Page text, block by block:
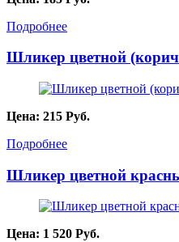
Подробнее
Шликер цветной
Цена: 215 Руб.
Подробнее
Шликер цветной
Цена: 1 520 Руб.